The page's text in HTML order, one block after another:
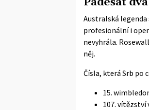
Australská
profesionální i
nevyhrála.
něj.
Čísla, která Srb po
15.
107. vítězství